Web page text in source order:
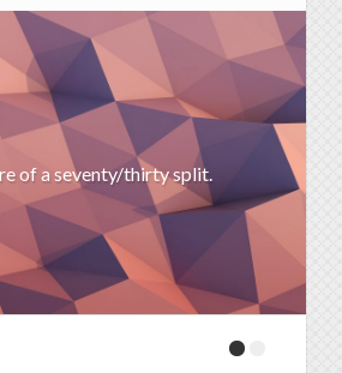
of a seventy/thirty split.